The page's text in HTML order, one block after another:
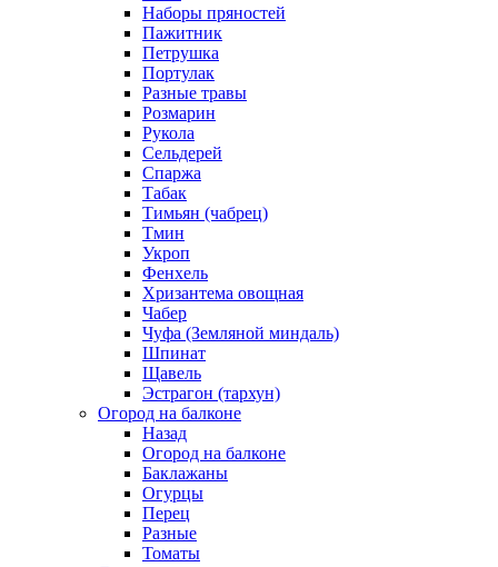
Наборы пряностей
Пажитник
Петрушка
Портулак
Разные травы
Розмарин
Рукола
Сельдерей
Спаржа
Табак
Тимьян (чабрец)
Тмин
Укроп
Фенхель
Хризантема овощная
Чабер
Чуфа (Земляной миндаль)
Шпинат
Щавель
Эстрагон (тархун)
Огород на балконе
Назад
Огород на балконе
Баклажаны
Огурцы
Перец
Разные
Томаты